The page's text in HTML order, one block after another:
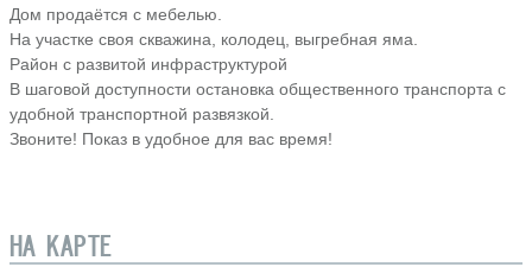
Дом продаётся с мебелью.
На участке своя скважина, колодец, выгребная яма.
Район с развитой инфраструктурой
В шаговой доступности остановка общественного транспорта с
удобной транспортной развязкой.
Звоните! Показ в удобное для вас время!
НА КАРТЕ